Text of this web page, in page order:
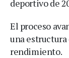
deportivo de
El proceso
una
rendimiento.